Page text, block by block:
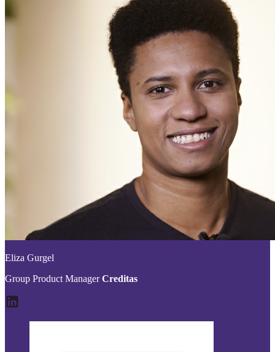
Eliza Gurgel
Group Product ManagerCreditas